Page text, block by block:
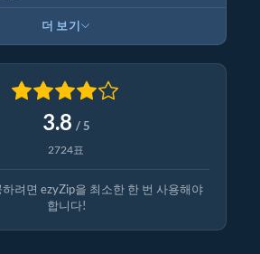
더 보기
3.8 / 5
2724표
려면 ezyZip을 최소한 한 번 사용해야
합니다!